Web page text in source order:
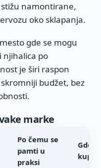
stižu namontirane,
oko sklapanja.
gde se mogu
njihalica po
je širi raspon
budžet, bez
marke
Po čemu se
pamti u
praksi
Gde